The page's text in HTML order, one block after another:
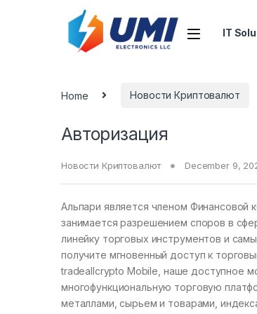
IT
Home Новости Криптовалют
Авторизация
Новости Криптовалют December 9,
Альпари является членом Финансовой
занимается разрешением споров в
линейку торговых инструментов и
получите мгновенный доступ к
tradeallcrypto Mobile, наше доступное
многофункциональную торговую
металлами, сырьем и товарами,